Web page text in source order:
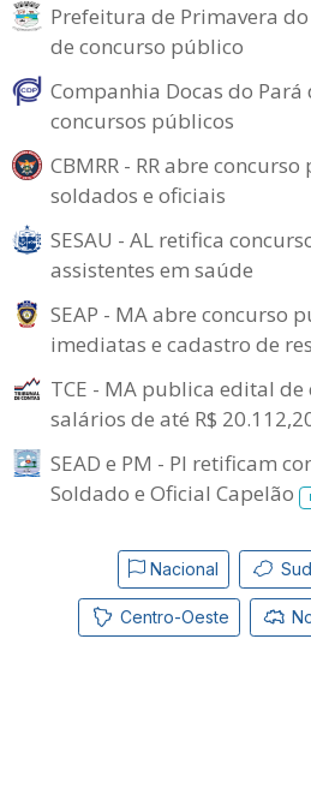
Prefeitura de Primavera
de concurso público
Companhia Docas do
concursos públicos
CBMRR - RR abre
soldados e oficiais
SESAU - AL retifica
assistentes em saúde
SEAP - MA abre concurso
imediatas e cadastro de
TCE - MA publica edital
salários de até R$
SEAD e PM - PI retificam
Soldado e Oficial Capelão
Nacional
Centro-Oeste